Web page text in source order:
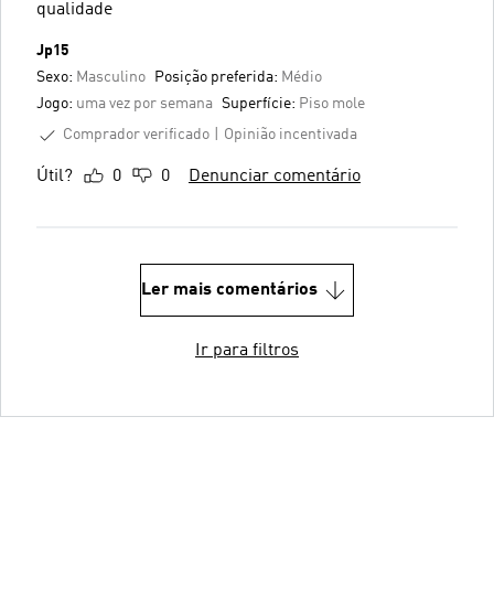
qualidade
Jp15
Sexo: Masculino Posição preferida: Médio
Jogo: uma vez por semana Superfície: Piso mole
Comprador verificado
Opinião incentivada
Útil? 0 0 Denunciar comentário
Ler mais comentários
Ir para filtros